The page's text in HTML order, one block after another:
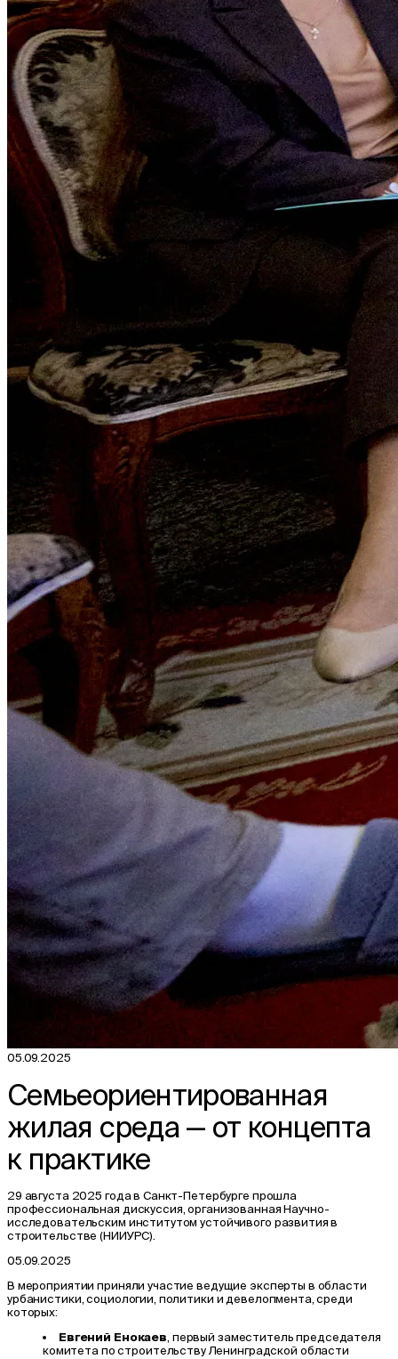
05.09.2025
Семьеориентированная
жилая среда — от концепта
к практике
29 августа 2025 года в Санкт-Петербурге прошла
профессиональная дискуссия, организованная Научно-
исследовательским институтом устойчивого развития в
строительстве (НИИУРС).
05.09.2025
В мероприятии приняли участие ведущие эксперты в области
урбанистики, социологии, политики и девелопмента, среди
которых:
Евгений Енокаев, первый заместитель председателя
комитета по строительству Ленинградской области